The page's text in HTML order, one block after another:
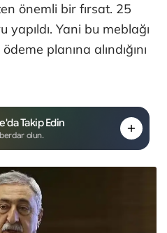
önemli bir fırsat. 25
Yani bu meblağı
planına alındığını
Takip Edin
olun.